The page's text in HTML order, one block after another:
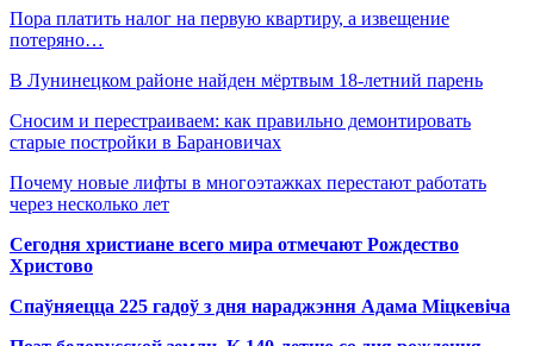
Пора платить налог на первую квартиру, а извещение
потеряно…
В Лунинецком районе найден мёртвым 18-летний парень
Сносим и перестраиваем: как правильно демонтировать
старые постройки в Барановичах
Почему новые лифты в многоэтажках перестают работать
через несколько лет
Сегодня христиане всего мира отмечают Рождество
Христово
Спаўняецца 225 гадоў з дня нараджэння Адама Міцкевіча